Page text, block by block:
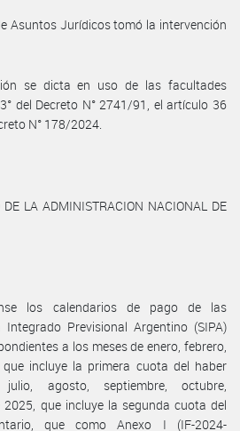
Asuntos Jurídicos tomó la intervención
se dicta en uso de las facultades
del Decreto N° 2741/91, el artículo 36
N° 178/2024.
DE LA ADMINISTRACION NACIONAL DE
los calendarios de pago de las
Previsional Argentino (SIPA)
a los meses de enero, febrero,
incluye la primera cuota del haber
julio, agosto, septiembre, octubre,
que incluye la segunda cuota del
que como Anexo I (IF-2024-